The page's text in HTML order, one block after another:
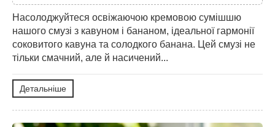
Насолоджуйтеся освіжаючою кремовою сумішшю
нашого смузі з кавуном і бананом, ідеальної гармонії
соковитого кавуна та солодкого банана. Цей смузі не
тільки смачний, але й насичений...
Детальніше